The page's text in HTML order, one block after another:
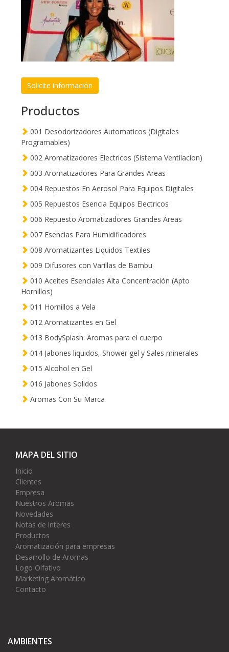
Solicite información
Productos
001 Desodorizadores Automaticos (Digitales
Programables)
002 Aromatizadores Electricos (Sistema Ventilacion)
003 Aromatizadores Para Grandes Areas
004 Repuestos En Aerosol Para Equipos Digitales
005 Repuestos Esencia Equipos Electricos
006 Repuesto Aromatizadores Grandes Areas
007 Esencias Para Humidificadores
008 Aromatizantes Liquidos Textiles
009 Difusores con Varillas de Bambu
010 Aceites Esenciales Alta Concentración (Apto
Hornillos)
011 Hornillos a Vela
012 Aromatizantes en Gel
013 BodySplash: Aromas para el cuerpo
014 Jabones liquidos, Shower gel y Sales minerales
015 Alcohol en Gel
016 Jabones Solidos
Aromas Con Su Marca
MAPA DEL SITIO
Inicio
Clientes
Empresa
Nuestros Aromas
Novedades
Notas de interes
Productos
Aromatización para empresas
Desarrollo de Aromas
Logo Olfativo
Marketing Aromático
Contacto
AMBIENTES